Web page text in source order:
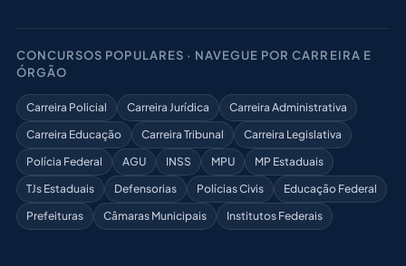
CONCURSOS POPULARES · NAVEGUE POR CARREIRA E
ÓRGÃO
Carreira Policial Carreira Jurídica
Carreira Administrativa
Carreira Educação
Carreira Tribunal
Carreira Legislativa
Polícia Federal
AGU INSS MPU
MP Estaduais
TJs Estaduais
Defensorias Polícias Civis
Educação Federal
Prefeituras
Câmaras Municipais Institutos Federais